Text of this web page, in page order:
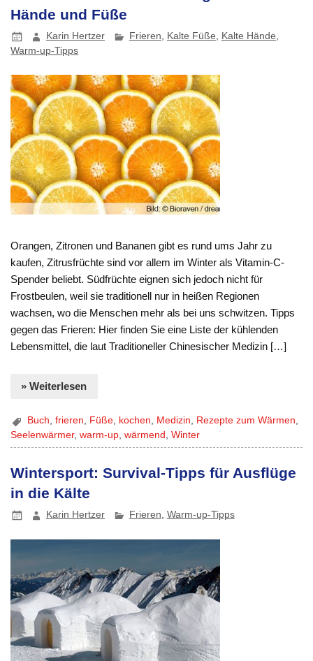
Hände und Füße
Karin Hertzer Frieren, Kalte Füße, Kalte Hände,
Warm-up-Tipps
Orangen, Zitronen und Bananen gibt es rund ums Jahr zu
kaufen, Zitrusfrüchte sind vor allem im Winter als Vitamin-C-
Spender beliebt. Südfrüchte eignen sich jedoch nicht für
Frostbeulen, weil sie traditionell nur in heißen Regionen
wachsen, wo die Menschen mehr als bei uns schwitzen. Tipps
gegen das Frieren: Hier finden Sie eine Liste der kühlenden
Lebensmittel, die laut Traditioneller Chinesischer Medizin […]
» Weiterlesen
Buch,frieren, Füße, kochen, Medizin, Rezepte zum Wärmen,
Seelenwärmer,warm-up ,wärmend ,Winter
Wintersport: Survival-Tipps für Ausflüge
in die Kälte
Karin Hertzer Frieren, Warm-up-Tipps